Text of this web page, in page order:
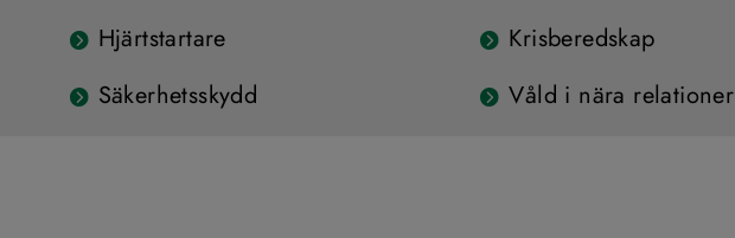
Hjärtstartare
Krisberedskap
Säkerhetsskydd Våld i nära relationer